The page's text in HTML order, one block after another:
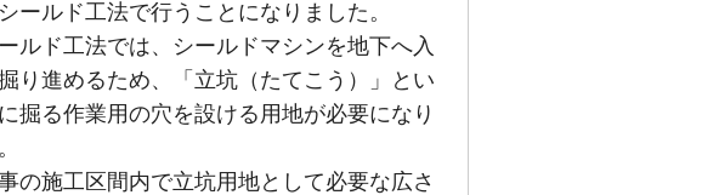
ールド工法で行うことになりました。
ルド工法では、シールドマシンを地下へ入
り進めるため、「立坑（たてこう）」とい
掘る作業用の穴を設ける用地が必要になり
の施工区間内で立坑用地として必要な広さ